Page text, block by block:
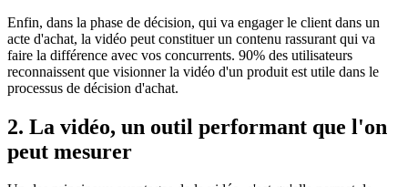
Enfin, dans la phase de décision, qui va engager le client dans un
acte d'achat, la vidéo peut constituer un contenu rassurant qui va
faire la différence avec vos concurrents. 90% des utilisateurs
reconnaissent que visionner la vidéo d'un produit est utile dans le
processus de décision d'achat.
2. La vidéo, un outil performant que l'on
peut mesurer